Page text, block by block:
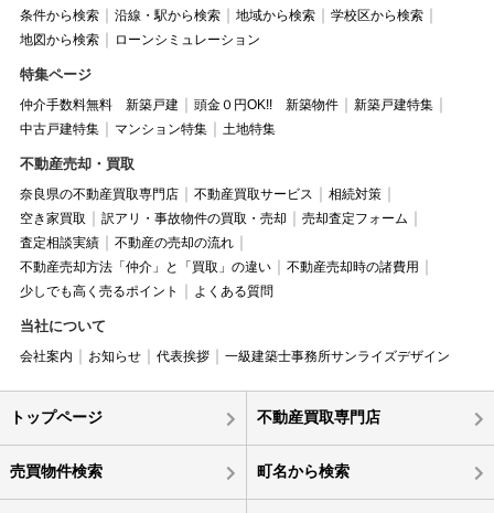
条件から検索 沿線・駅から検索 地域から検索
学校区から検索
地図から検索
ローンシミュレーション
特集ページ
仲介手数料無料 新築戸建 頭金０円OK!! 新築物件
新築戸建特集
中古戸建特集
マンション特集 土地特集
不動産売却・買取
奈良県の不動産買取専門店 不動産買取サービス
相続対策
空き家買取
訳アリ・事故物件の買取・売却
売却査定フォーム
査定相談実績
不動産の売却の流れ
不動産売却方法「仲介」と「買取」の違い
不動産売却時の諸費用
少しでも高く売るポイント
よくある質問
当社について
会社案内 お知らせ 代表挨拶 一級建築士事務所サンライズデザイン
トップページ 不動産買取専門店
売買物件検索 町名から検索